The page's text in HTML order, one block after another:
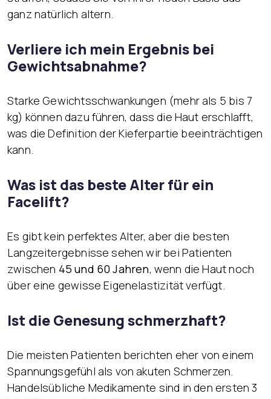
ganz natürlich altern.
Verliere ich mein Ergebnis bei
Gewichtsabnahme?
Starke Gewichtsschwankungen (mehr als 5 bis 7
kg) können dazu führen, dass die Haut erschlafft,
was die Definition der Kieferpartie beeinträchtigen
kann.
Was ist das beste Alter für ein
Facelift?
Es gibt kein perfektes Alter, aber die besten
Langzeitergebnisse sehen wir bei Patienten
zwischen 45 und 60 Jahren, wenn die Haut noch
über eine gewisse Eigenelastizität verfügt.
Ist die Genesung schmerzhaft?
Die meisten Patienten berichten eher von einem
Spannungsgefühl als von akuten Schmerzen.
Handelsübliche Medikamente sind in den ersten 3